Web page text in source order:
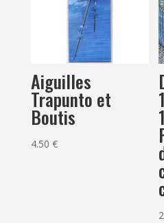
Aiguilles
Trapunto et
Boutis
4.50 €